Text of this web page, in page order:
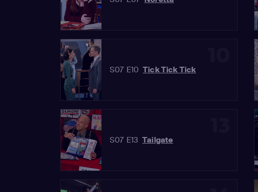
S07 E10 Tick Tick Tick
S07 E13 Tailgate